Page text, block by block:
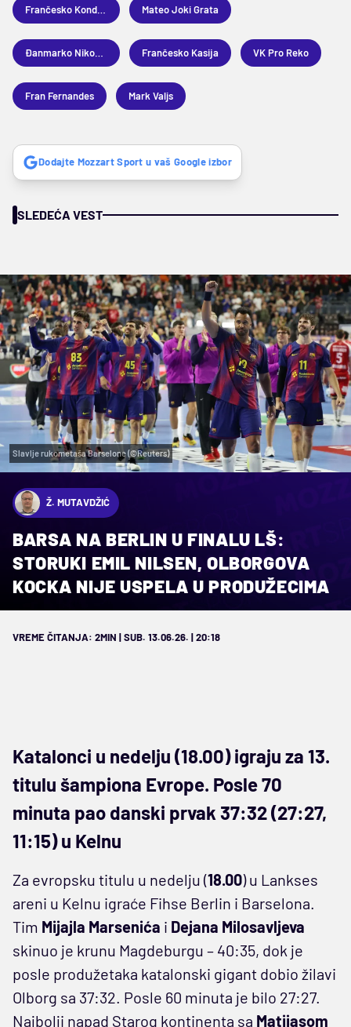
Mateo Joki Grata
Frančesko Kasija VK Pro Reko
Fran Fernandes Mark Valjs
Dodajte Mozzart Sport u vaš Google izbor
SLEDEĆA VEST
Slavlje rukometaša Barselone (©Reuters)
Ž. MUTAVDŽIĆ
BARSA NA BERLIN U FINALU LŠ:
STORUKI EMIL NILSEN, OLBORGOVA
KOCKA NIJE USPELA U PRODUŽECIMA
VREME ČITANJA: 2MIN | SUB. 13.06.26. | 20:18
Katalonci u nedelju (18.00) igraju za 13.
titulu šampiona Evrope. Posle 70
minuta pao danski prvak 37:32 (27:27,
11:15) u Kelnu
Za evropsku titulu u nedelju (18.00) u Lankses
areni u Kelnu igraće Fihse Berlin i Barselona.
Tim Mijajla Marsenića i Dejana Milosavljeva
skinuo je krunu Magdeburgu – 40:35, dok je
posle produžetaka katalonski gigant dobio žilavi
Olborg sa 37:32. Posle 60 minuta je bilo 27:27.
Najbolji napad Starog kontinenta sa Matijasom